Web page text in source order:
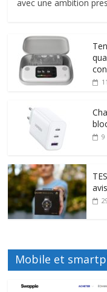
avec une ambition
Mobile et